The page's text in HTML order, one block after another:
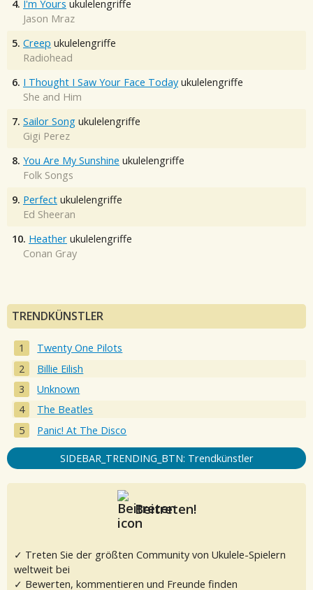
4. I'm Yours ukulelengriffe
Jason Mraz
5. Creep ukulelengriffe
Radiohead
6. I Thought I Saw Your Face Today ukulelengriffe
She and Him
7. Sailor Song ukulelengriffe
Gigi Perez
8. You Are My Sunshine ukulelengriffe
Folk Songs
9. Perfect ukulelengriffe
Ed Sheeran
10. Heather ukulelengriffe
Conan Gray
TRENDKÜNSTLER
Twenty One Pilots
Billie Eilish
Unknown
The Beatles
Panic! At The Disco
SIDEBAR_TRENDING_BTN: Trendkünstler
Beitreten!
✓ Treten Sie der größten Community von Ukulele-Spielern
weltweit bei
✓ Bewerten, kommentieren und Freunde finden